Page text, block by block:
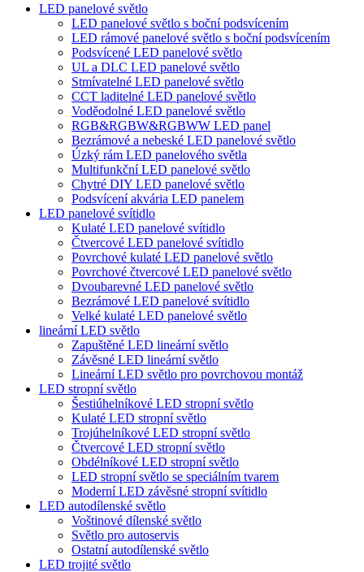
LED panelové světlo
LED panelové světlo s boční podsvícením
LED rámové panelové světlo s boční podsvícením
Podsvícené LED panelové světlo
UL a DLC LED panelové světlo
Stmívatelné LED panelové světlo
CCT laditelné LED panelové světlo
Voděodolné LED panelové světlo
RGB&RGBW&RGBWW LED panel
Bezrámové a nebeské LED panelové světlo
Úzký rám LED panelového světla
Multifunkční LED panelové světlo
Chytré DIY LED panelové světlo
Podsvícení akvária LED panelem
LED panelové svítidlo
Kulaté LED panelové svítidlo
Čtvercové LED panelové svítidlo
Povrchové kulaté LED panelové světlo
Povrchové čtvercové LED panelové světlo
Dvoubarevné LED panelové světlo
Bezrámové LED panelové svítidlo
Velké kulaté LED panelové světlo
lineární LED světlo
Zapuštěné LED lineární světlo
Závěsné LED lineární světlo
Lineární LED světlo pro povrchovou montáž
LED stropní světlo
Šestiúhelníkové LED stropní světlo
Kulaté LED stropní světlo
Trojúhelníkové LED stropní světlo
Čtvercové LED stropní světlo
Obdélníkové LED stropní světlo
LED stropní světlo se speciálním tvarem
Moderní LED závěsné stropní svítidlo
LED autodílenské světlo
Voštinové dílenské světlo
Světlo pro autoservis
Ostatní autodílenské světlo
LED trojité světlo